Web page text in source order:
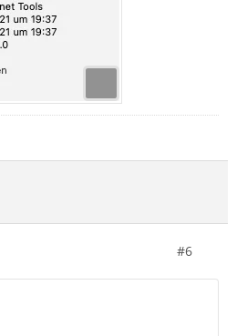
#6